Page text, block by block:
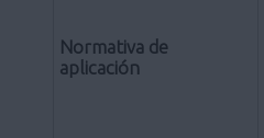
Normativa de
aplicación